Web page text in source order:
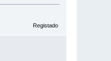
Registado